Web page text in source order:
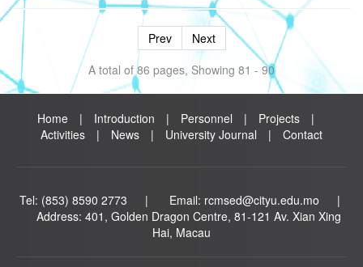
Prev
Next
A total of 86 pages, Showing 81 - 90
Home | Introduction | Personnel | Projects |
Activities | News | University Journal | Contact
Tel: (853) 8590 2773 | Email: rcmsed@cityu.edu.mo |
Address: 401, Golden Dragon Centre, 81-121 Av. Xian Xing
Hai, Macau